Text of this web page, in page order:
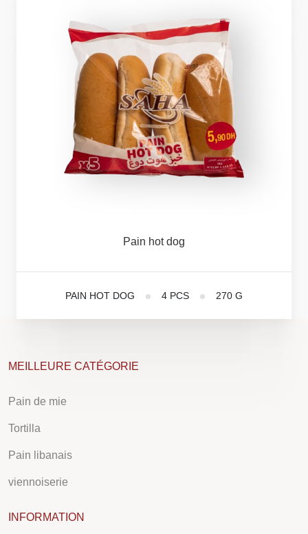
Pain hot dog
PAIN HOT DOG 4 PCS 270 G
MEILLEURE CATÉGORIE
Pain de mie
Tortilla
Pain libanais
viennoiserie
INFORMATION